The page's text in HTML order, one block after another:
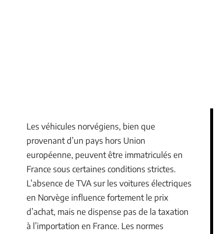
Les véhicules norvégiens, bien que
provenant d’un pays hors Union
européenne, peuvent être immatriculés en
France sous certaines conditions strictes.
L’absence de TVA sur les voitures électriques
en Norvège influence fortement le prix
d’achat, mais ne dispense pas de la taxation
à l’importation en France. Les normes